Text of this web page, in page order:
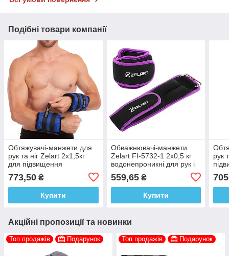
Подібні товари компанії
Обтяжувачі-манжети для
рук та ніг Zelart 2x1,5кг
для підвищення
ефективності тренувань
773,50 ₴
Купити
Обважнювачі-манжети
Zelart FI-5732-1 2x0,5 кг
водонепроникні для рук і
559,65₴
Купити
рук
Акційні пропозиції та новинки
Топ продажів Подарунок Топ продажів Подарунок